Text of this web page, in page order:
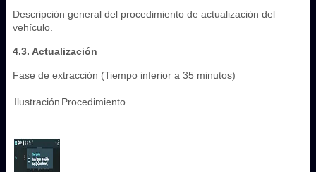
Descripción general del procedimiento de actualización del
vehículo.
4.3. Actualización
Fase de extracción (Tiempo inferior a 35 minutos)
Ilustración Procedimiento